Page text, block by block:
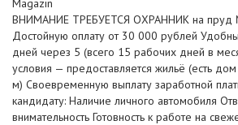
ВНИМАНИЕ ТРЕБУЕТСЯ ОХРАННИК на пруд
Достойную оплату от 30 000 рублей
дней через 5 (всего 15 рабочих дней в
условия — предоставляется жильё (есть
м) Своевременную выплату заработной
кандидату: Наличие личного автомобиля
внимательность Готовность к работе на